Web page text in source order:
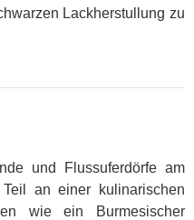
Lackherstullung zu
und Flussuferdörfe am
an einer kulinarischen
wie ein Burmesischer